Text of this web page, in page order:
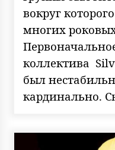
вокруг
многих
коллектива
был
кардинально.